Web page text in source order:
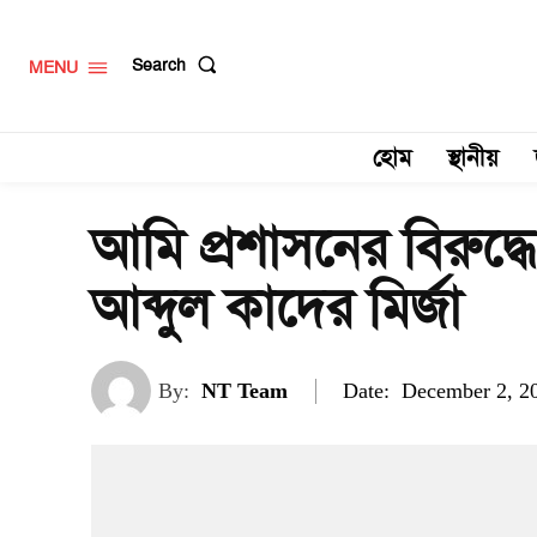
MENU Search
হোম স্থানীয়
আমি প্রশাসনের
আব্দুল কাদের মির্জা
By: NT Team Date: December 2,